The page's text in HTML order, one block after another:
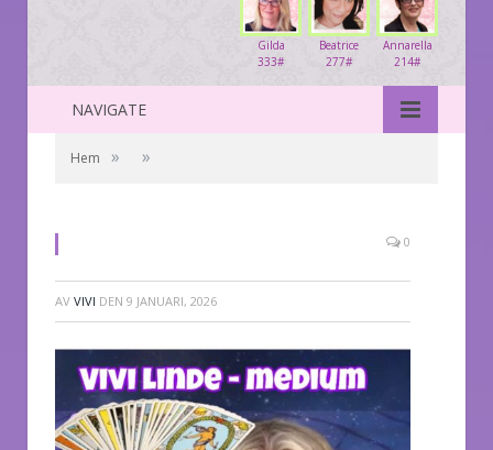
Annarella
214#
Beatrice
277#
Gilda
333#
NAVIGATE
Hem » »
0
AV VIVI DEN 9 JANUARI, 2026